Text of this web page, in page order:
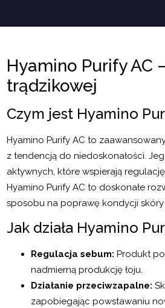
Hyamino Purify AC
trądzikowej
Czym jest Hyamino
Hyamino Purify AC to
z tendencją do niedoskonałości.
aktywnych, które wspierają
Hyamino Purify AC to doskonałe
sposobu na poprawę kondycji
Jak działa Hyamino
Regulacja sebum: Produkt
nadmierną produkcję łoju.
Działanie przeciwzapalne:
zapobiegając powstawaniu